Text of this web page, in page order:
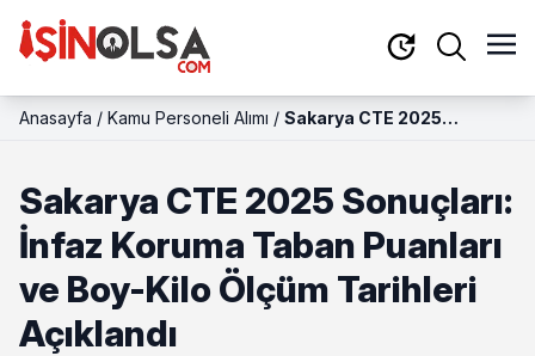
Anasayfa / Kamu Personeli Alımı / Sakarya CTE 2025
Ölçüm Tarihleri Açıklandı
Sakarya CTE 2025 Sonuçları:
İnfaz Koruma Taban Puanları
ve Boy-Kilo Ölçüm Tarihleri
Açıklandı